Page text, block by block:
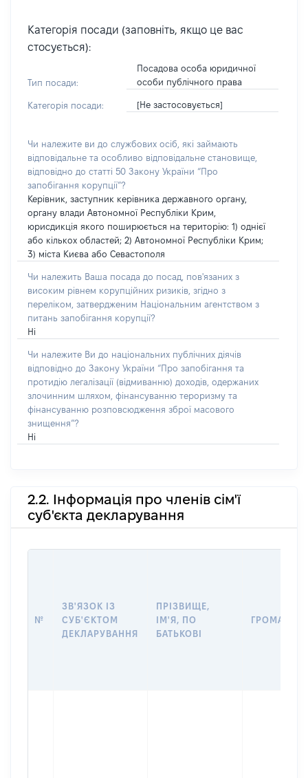
Категорія посади (заповніть, якщо це вас
стосується):
Тип посади:
Посадова особа юридичної
особи публічного права
Категорія посади: [Не застосовується]
Чи належите ви до службових осіб, які займають
відповідальне та особливо відповідальне становище,
відповідно до статті 50 Закону України “Про
запобігання корупції”?
Керівник, заступник керівника державного органу,
органу влади Автономної Республіки Крим,
юрисдикція якого поширюється на територію: 1) однієї
або кількох областей; 2) Автономної Республіки Крим;
3) міста Києва або Севастополя
Чи належить Ваша посада до посад, пов'язаних з
високим рівнем корупційних ризиків, згідно з
переліком, затвердженим Національним агентством з
питань запобігання корупції?
Ні
Чи належите Ви до національних публічних діячів
відповідно до Закону України “Про запобігання та
протидію легалізації (відмиванню) доходів, одержаних
злочинним шляхом, фінансуванню тероризму та
фінансуванню розповсюдження зброї масового
знищення”?
Ні
2.2. Інформація про членів сім'ї
суб'єкта декларування
№
ЗВ'ЯЗОК ІЗ
СУБ'ЄКТОМ
ДЕКЛАРУВАННЯ
ПРІЗВИЩЕ,
ІМ'Я, ПО
БАТЬКОВІ